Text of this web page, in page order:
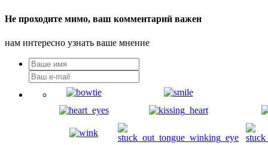
Не проходите мимо, ваш комментарий важен
нам интересно узнать ваше мнение